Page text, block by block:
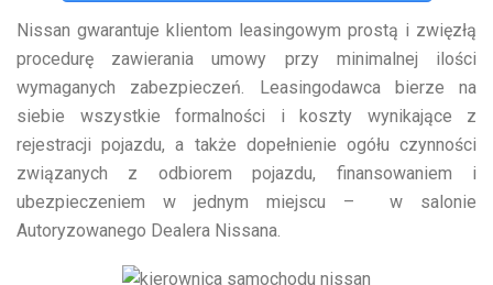
Nissan gwarantuje klientom leasingowym prostą i zwięzłą
procedurę zawierania umowy przy minimalnej ilości
wymaganych zabezpieczeń. Leasingodawca bierze na
siebie wszystkie formalności i koszty wynikające z
rejestracji pojazdu, a także dopełnienie ogółu czynności
związanych z odbiorem pojazdu, finansowaniem i
ubezpieczeniem w jednym miejscu – w salonie
Autoryzowanego Dealera Nissana.